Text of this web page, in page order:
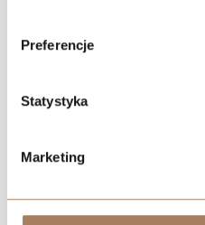
Preferencje
Statystyka
Marketing